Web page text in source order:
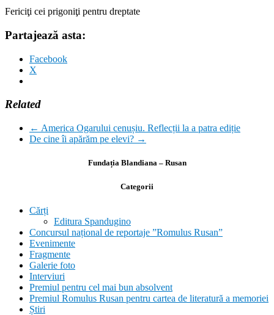
Fericiţi cei prigoniţi pentru dreptate
Partajează asta:
Facebook
X
Related
← America Ogarului cenușiu. Reflecții la a patra ediție
De cine îi apărăm pe elevi? →
Fundația Blandiana – Rusan
Categorii
Cărți
Editura Spandugino
Concursul național de reportaje ”Romulus Rusan”
Evenimente
Fragmente
Galerie foto
Interviuri
Premiul pentru cel mai bun absolvent
Premiul Romulus Rusan pentru cartea de literatură a memoriei
Știri